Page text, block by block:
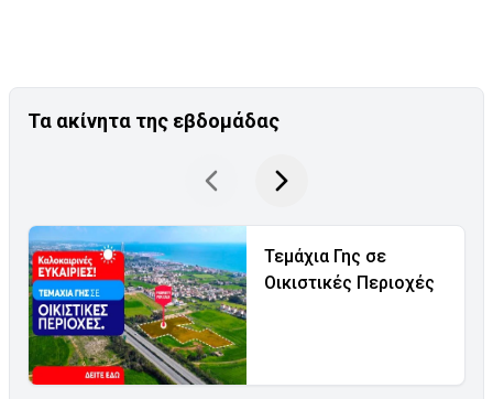
Τα ακίνητα της εβδομάδας
Τεμάχια Γης σε
Οικιστικές Περιοχές